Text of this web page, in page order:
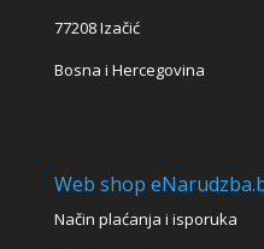
77208 Izačić
Bosna i Hercegovina
Web shop
Način plaćanja i isporuka